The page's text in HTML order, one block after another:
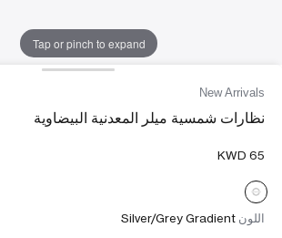
Tap or pinch to expand
New Arrivals
نظارات شمسية ميلر المعدنية البيضاوية
اللون Silver/Grey Gradient